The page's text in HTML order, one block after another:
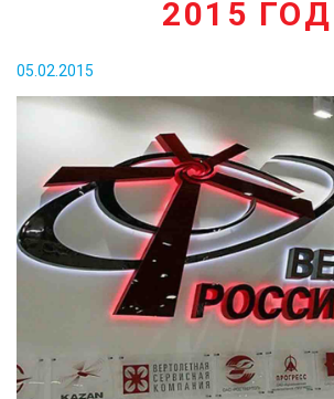
2015 ГОД
05.02.2015